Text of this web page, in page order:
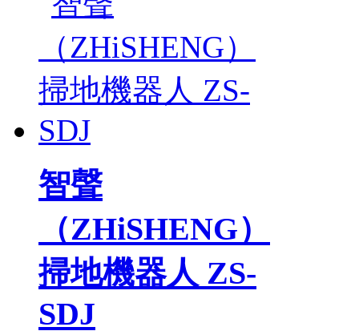
智聲
（ZHiSHENG）
掃地機器人 ZS-
SDJ